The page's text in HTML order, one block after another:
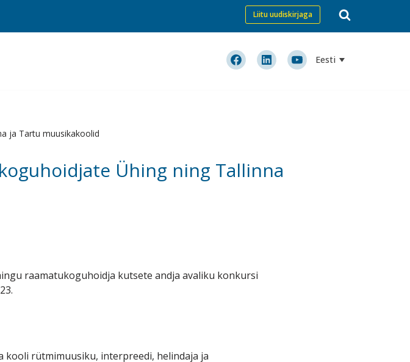
Liitu uudiskirjaga
Eesti
ja Tartu muusikakoolid
Ühing ning Tallinna
raamatukoguhoidja kutsete andja avaliku konkursi
kooli rütmimuusiku, interpreedi, helindaja ja